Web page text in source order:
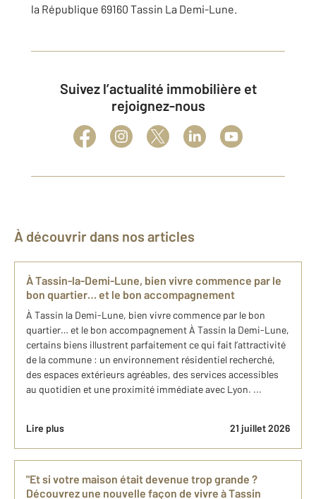
la République 69160 Tassin La Demi-Lune.
Suivez l’actualité immobilière et
rejoignez-nous
À découvrir dans nos articles
À Tassin-la-Demi-Lune, bien vivre commence par le
bon quartier… et le bon accompagnement
À Tassin la Demi-Lune, bien vivre commence par le bon
quartier… et le bon accompagnement À Tassin la Demi-Lune,
certains biens illustrent parfaitement ce qui fait l’attractivité
de la commune : un environnement résidentiel recherché,
des espaces extérieurs agréables, des services accessibles
au quotidien et une proximité immédiate avec Lyon. ...
Lire plus 21 juillet 2026
"Et si votre maison était devenue trop grande ?
Découvrez une nouvelle façon de vivre à Tassin